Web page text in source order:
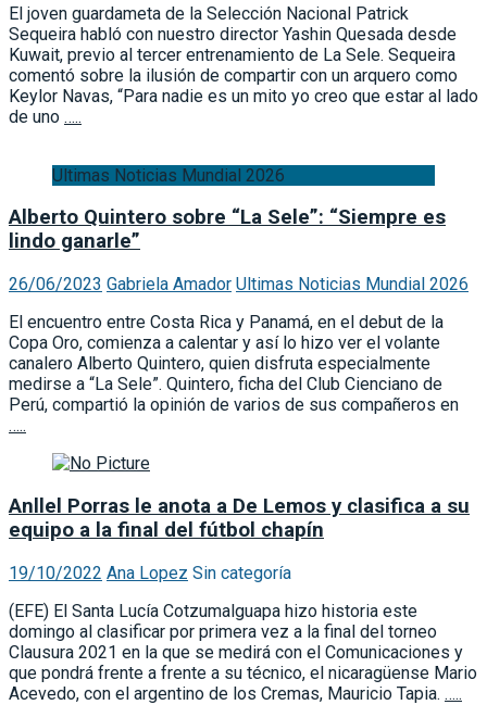
El joven guardameta de la Selección Nacional Patrick
Sequeira habló con nuestro director Yashin Quesada desde
Kuwait, previo al tercer entrenamiento de La Sele. Sequeira
comentó sobre la ilusión de compartir con un arquero como
Keylor Navas, “Para nadie es un mito yo creo que estar al lado
de uno …..
Ultimas Noticias Mundial 2026
Alberto Quintero sobre “La Sele”: “Siempre es
lindo ganarle”
26/06/2023 Gabriela Amador Ultimas Noticias Mundial 2026
El encuentro entre Costa Rica y Panamá, en el debut de la
Copa Oro, comienza a calentar y así lo hizo ver el volante
canalero Alberto Quintero, quien disfruta especialmente
medirse a “La Sele”. Quintero, ficha del Club Cienciano de
Perú, compartió la opinión de varios de sus compañeros en
…..
Anllel Porras le anota a De Lemos y clasifica a su
equipo a la final del fútbol chapín
19/10/2022 Ana Lopez Sin categoría
(EFE) El Santa Lucía Cotzumalguapa hizo historia este
domingo al clasificar por primera vez a la final del torneo
Clausura 2021 en la que se medirá con el Comunicaciones y
que pondrá frente a frente a su técnico, el nicaragüense Mario
Acevedo, con el argentino de los Cremas, Mauricio Tapia. …..